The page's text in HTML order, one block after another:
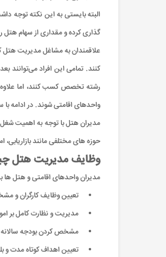
البته بایستی به این نکته توجه
گذاری کرده و مقداری از سهام
علاقمندان به مشاغل مدیریت هتل
کنند. تمامی این افراد می‌توانند
رشته تخصص کسب کنند، اما علاوه
واحدهای اقامتی شوند. در ادامه با
مدیران هتل با توجه به اهمیت شغل
حوزه های مختلفی مانند بازاریابی،
وظایف مدیریت هتل
مدیران واحدهای اقامتی و هتل
تعیین وظایف کارگران و
مدیریت و نظارت کامل بر
مشخص کردن بودجه
تعیین اهداف کوتاه مدت و